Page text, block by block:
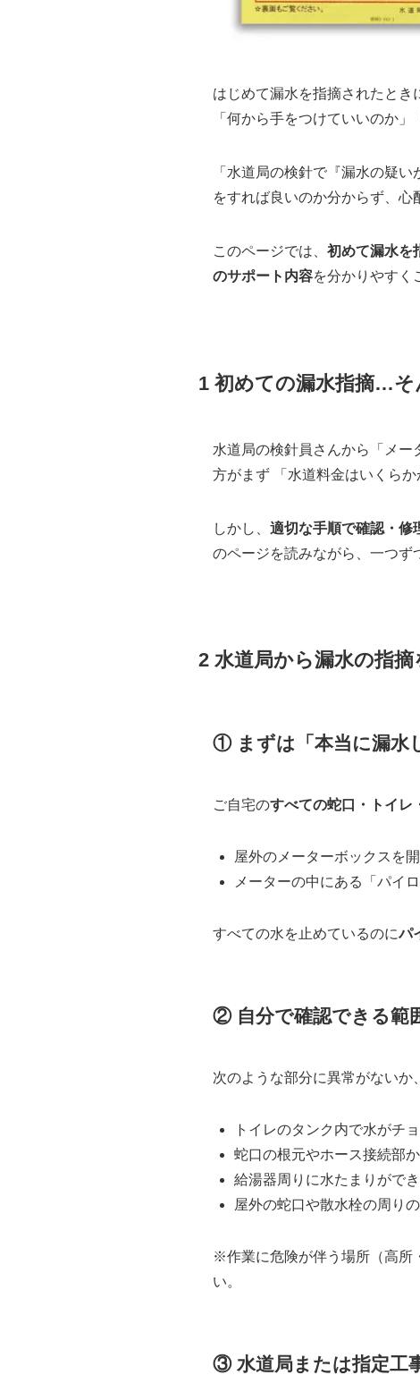
はじめて漏水を指摘されたとき
「何から手をつけていいのか
「水道局の検針で『漏水の疑
をすれば良いのか分からず、心
このページでは、 初めて漏水を
のサポート内容を分かりやすく
1 初めての漏水指摘…
水道局の検針員さんから「メ
方がまず 「水道料金はいくら
しかし、 適切な手順で確認・修
のページを読みながら、一つず
2 水道局から漏水の指
① まずは「本当に漏水
ご自宅のすべての蛇口・トイレ
屋外のメーターボックスを
メーターの中にある「パイ
すべての水を止めているのにパ
② 自分で確認できる範
次のような部分に異常がないか
トイレのタンク内で水がチ
蛇口の根元やホース接続部
給湯器周りに水たまりがで
屋外の蛇口や散水栓の周り
※作業に危険が伴う場所（高所
い。
③ 水道局または指定工